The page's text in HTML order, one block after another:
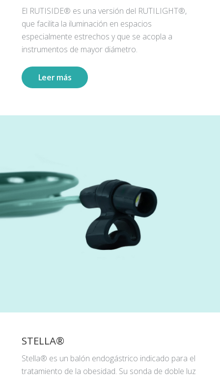
El RUTISIDE® es una versión del RUTILIGHT®,
que facilita la iluminación en espacios
especialmente estrechos y que se acopla a
instrumentos de mayor diámetro.
Leer más
STELLA®
Stella® es un balón endogástrico indicado para el
tratamiento de la obesidad. Su sonda de doble luz